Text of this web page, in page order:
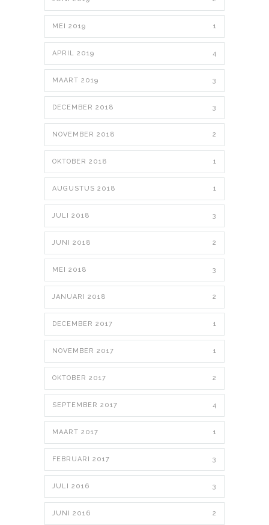
MEI 2019 1
APRIL 2019 4
MAART 2019 3
DECEMBER 2018 3
NOVEMBER 2018 2
OKTOBER 2018 1
AUGUSTUS 2018 1
JULI 2018 3
JUNI 2018 2
MEI 2018 3
JANUARI 2018 2
DECEMBER 2017 1
NOVEMBER 2017 1
OKTOBER 2017 2
SEPTEMBER 2017 4
MAART 2017 1
FEBRUARI 2017 3
JULI 2016 3
JUNI 2016 2